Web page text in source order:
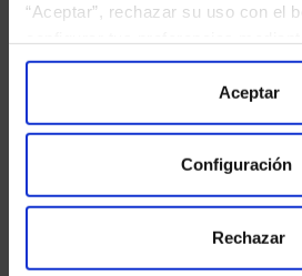
“Aceptar”, rechazar su uso con el
“Configuración”. Consulta nuestra
para más información.
Aceptar
Configuración
Rechazar
He leído
tratamiento de mis datos